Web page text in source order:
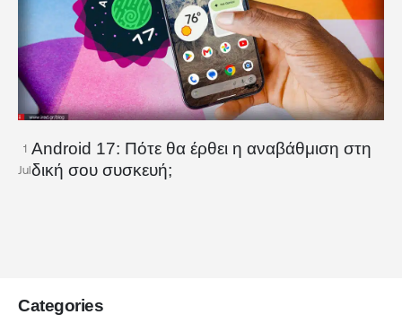
1
Jul
Android 17: Πότε θα έρθει η αναβάθμιση στη
δική σου συσκευή;
Categories